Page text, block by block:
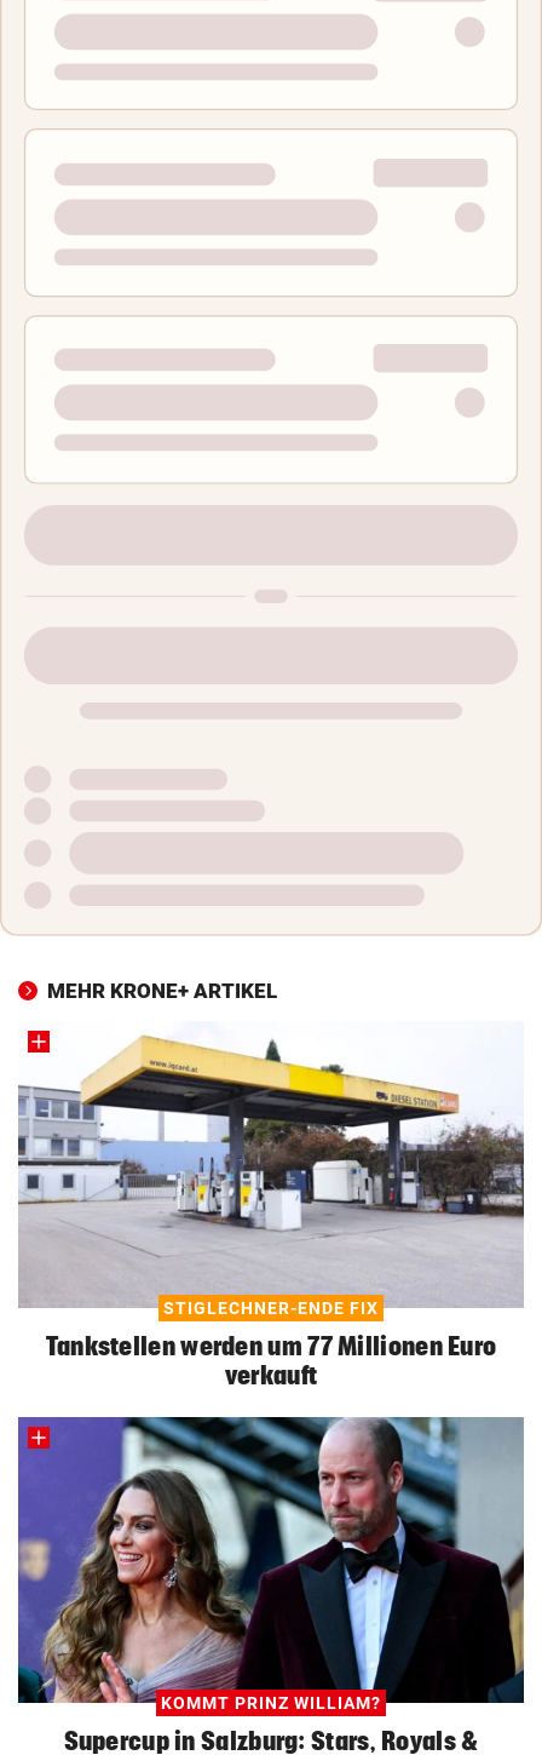
MEHR KRONE+ ARTIKEL
STIGLECHNER-ENDE FIX
Tankstellen werden um 77 Millionen Euro
verkauft
KOMMT PRINZ WILLIAM?
Supercup in Salzburg: Stars, Royals &